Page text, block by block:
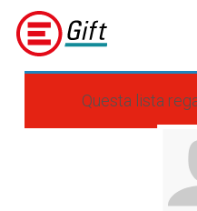
Skip
main
content
Questa lista